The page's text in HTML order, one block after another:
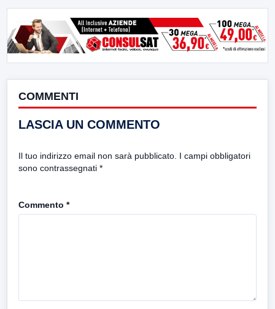
COMMENTI
LASCIA UN COMMENTO
Il tuo indirizzo email non sarà pubblicato. I campi obbligatori
sono contrassegnati *
Commento *